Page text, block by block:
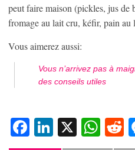
peut faire maison (pickles, jus
fromage au lait cru, kéfir, pain
Vous aimerez aussi:
Vous n’arrivez pas à
des conseils utiles
Facebook
LinkedIn
X